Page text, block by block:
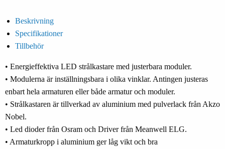
Beskrivning
Specifikationer
Tillbehör
• Energieffektiva LED strålkastare med justerbara moduler.
• Modulerna är inställningsbara i olika vinklar. Antingen justeras
enbart hela armaturen eller både armatur och moduler.
• Strålkastaren är tillverkad av aluminium med pulverlack från Akzo
Nobel.
• Led dioder från Osram och Driver från Meanwell ELG.
• Armaturkropp i aluminium ger låg vikt och bra